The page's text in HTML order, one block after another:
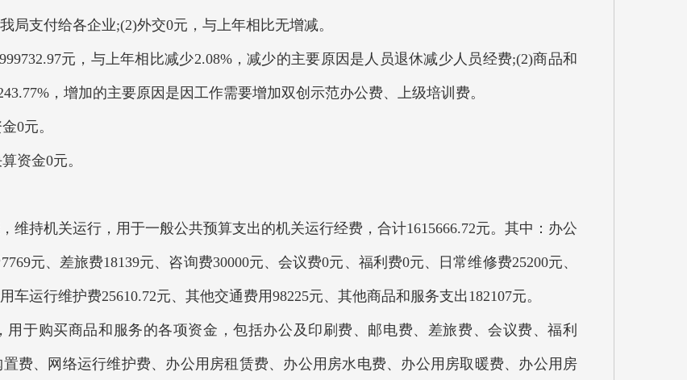
局支付给各企业;(2)外交0元，与上年相比无增减。
元，与上年相比减少2.08%，减少的主要原因是人员退休减少人员经费;(2)商品和
，增加的主要原因是因工作需要增加双创示范办公费、上级培训费。
0元。
资金0元。
维持机关运行，用于一般公共预算支出的机关运行经费，合计1615666.72元。其中：办公
元、差旅费18139元、咨询费30000元、会议费0元、福利费0元、日常维修费25200元、
车运行维护费25610.72元、其他交通费用98225元、其他商品和服务支出182107元。
于购买商品和服务的各项资金，包括办公及印刷费、邮电费、差旅费、会议费、福利
费、网络运行维护费、办公用房租赁费、办公用房水电费、办公用房取暖费、办公用房